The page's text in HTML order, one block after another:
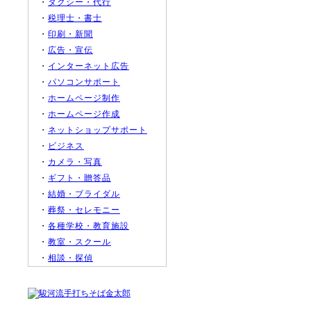
・ タクシー・代行
・ 税理士・書士
・ 印刷・新聞
・ 広告・宣伝
・ インターネット広告
・ パソコンサポート
・ ホームページ制作
・ ホームページ作成
・ ネットショップサポート
・ ビジネス
・ カメラ・写真
・ ギフト・贈答品
・ 結婚・ブライダル
・ 葬祭・セレモニー
・ 各種学校・教育施設
・ 教室・スクール
・ 相談・探偵